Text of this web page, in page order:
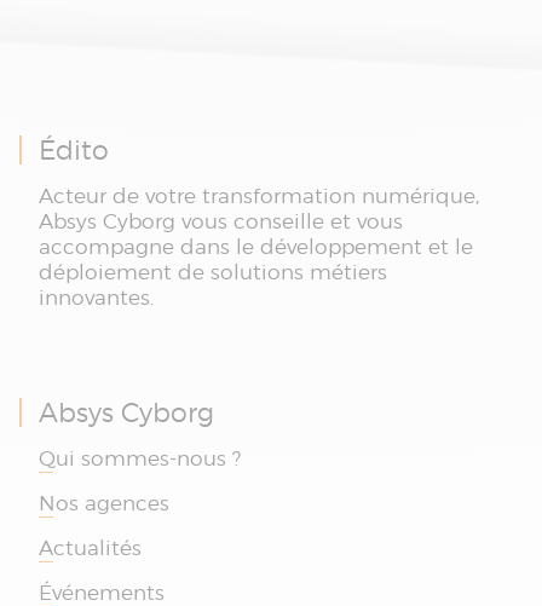
Édito
Acteur de votre transformation numérique,
Absys Cyborg vous conseille et vous
accompagne dans le développement et le
déploiement de solutions métiers
innovantes.
Absys Cyborg
Qui sommes-nous ?
Nos agences
Actualités
Événements